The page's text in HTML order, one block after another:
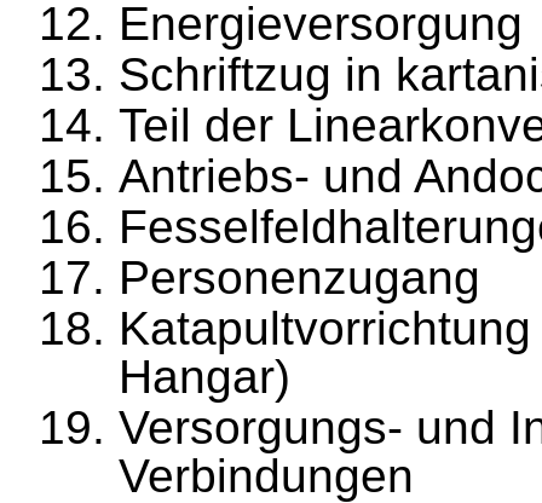
Energieversorgung
Schriftzug in
Teil der
Antriebs- und
Personenzugang
Hangar)
Versorgungs- und
Verbindungen